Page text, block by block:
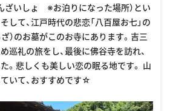
ざいしょ ※お泊りになった場所）とい
して、江戸時代の悲恋「八百屋お七」の
）のお墓がこのお寺にあります。吉三
巡礼の旅をし、最後に佛谷寺を訪れ、
。悲しくも美しい恋の眠る地です。 山
いて、おすすめです☆